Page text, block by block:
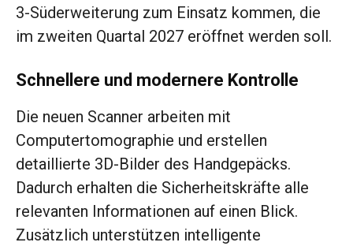
3-Süderweiterung zum Einsatz kommen, die
im zweiten Quartal 2027 eröffnet werden soll.
Schnellere und modernere Kontrolle
Die neuen Scanner arbeiten mit
Computertomographie und erstellen
detaillierte 3D-Bilder des Handgepäcks.
Dadurch erhalten die Sicherheitskräfte alle
relevanten Informationen auf einen Blick.
Zusätzlich unterstützen intelligente